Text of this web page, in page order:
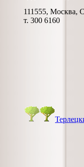
111555, Москва,
т. 300 6160